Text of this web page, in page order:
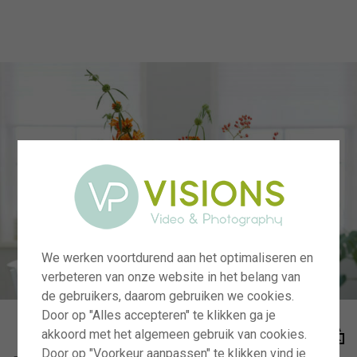
We werken voortdurend aan het optimaliseren en
verbeteren van onze website in het belang van
de gebruikers, daarom gebruiken we cookies.
Door op "Alles accepteren" te klikken ga je
akkoord met het algemeen gebruik van cookies.
Door op "Voorkeur aanpassen" te klikken vind je